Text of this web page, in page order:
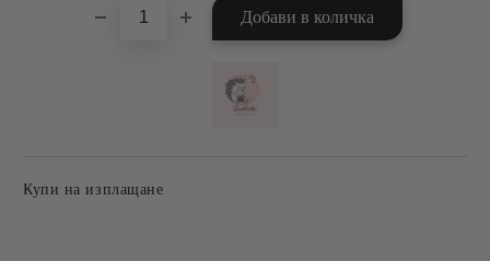
Купи на изплащане